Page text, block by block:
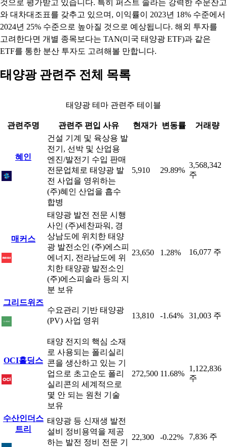
것으로 평가받고 있습니다. 특히 퍼스트 솔라는 강력한 주문잔고
와 대차대조표를 갖추고 있으며, 이익률이 2023년 18% 수준에서
2024년 25% 수준으로 높아질 것으로 예상됩니다. 해외 투자를
고려한다면 개별 종목보다는 TAN(미국 태양광 ETF)과 같은
ETF를 통한 분산 투자도 고려해볼 만합니다.
태양광 관련주 전체 목록
태양광 테마 관련주 테이블
관련주명 관련주 편입 사유 현재가 변동률 거래량
혜인
건설 기계 및 육상용 발
전기, 선박 및 산업용
엔진/발전기 수입 판매
전문업체로 태양광 발
전 사업을 영위하는
(주)혜인 산업을 흡수
합병
5,910 29.89%
3,568,342
주
매커스
태양광 발전 전문 시행
사인 (주)세찬파워, 경
상남도에 위치한 태양
광 발전소인 (주)에스피
에너지, 전라남도에 위
치한 태양광 발전소인
(주)에스피솔라 등의 지
분 보유
23,650 1.28% 16,077 주
그리드위즈
수요관리 기반 태양광
(PV) 사업 영위
13,810 -1.64% 31,003 주
OCI홀딩스
태양 전지의 핵심 소재
로 사용되는 폴리실리
콘을 생산하고 있는 기
업으로 초고순도 폴리
실리콘의 세계적으로
몇 안 되는 원천 기술
보유
272,500 11.68%
1,122,836
주
수산인더스
트리
태양광 등 신재생 발전
설비 정비용역을 제공
하는 발전 정비 전문 기
22,300 -0.22% 7,836 주